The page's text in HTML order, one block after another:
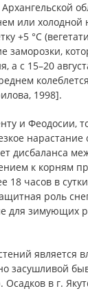
или
+5 °С
заморозки,
с 15–20
1998].
и Феодосии,
дисбаланса
к корням
часов в
роль
для зимующих
является
засушливой
в г.